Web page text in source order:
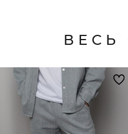
ВЕСЬ